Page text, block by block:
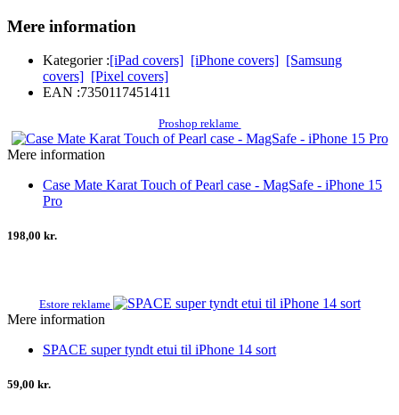
Mere information
Kategorier :[iPad covers] [iPhone covers] [Samsung
covers] [Pixel covers]
EAN :7350117451411
Proshop reklame
Mere information
Case Mate Karat Touch of Pearl case - MagSafe - iPhone 15
Pro
198,00 kr.
Estore reklame
Mere information
SPACE super tyndt etui til iPhone 14 sort
59,00 kr.